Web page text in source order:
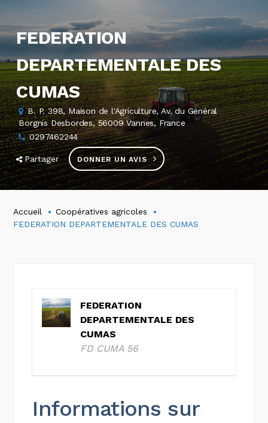
FEDERATION
DEPARTEMENTALE DES
CUMAS
B. P. 398, Maison de l'Agriculture, Av. du Général
Borgnis Desbordes, 56009 Vannes, France
0297462244
Partager DONNER UN AVIS
Accueil
Coopératives agricoles
FEDERATION DEPARTEMENTALE DES CUMAS
FEDERATION
DEPARTEMENTALE DES
CUMAS
FD CUMA 56
Informations sur